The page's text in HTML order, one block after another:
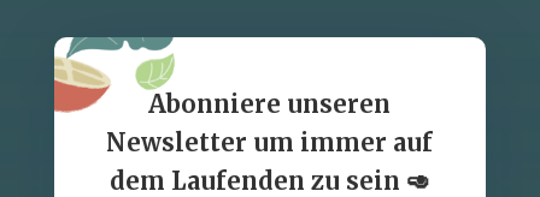
Abonniere unseren
Newsletter um immer auf
dem Laufenden zu sein 🥑